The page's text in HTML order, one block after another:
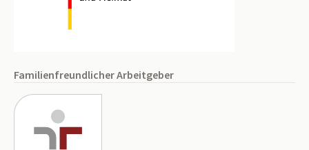
Familienfreundlicher Arbeitgeber